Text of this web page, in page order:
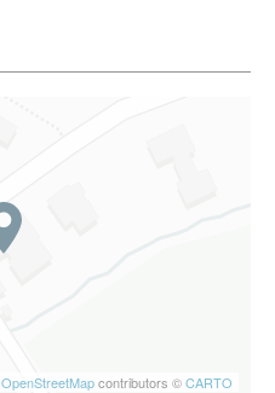
OpenStreetMapcontributors ©CARTO